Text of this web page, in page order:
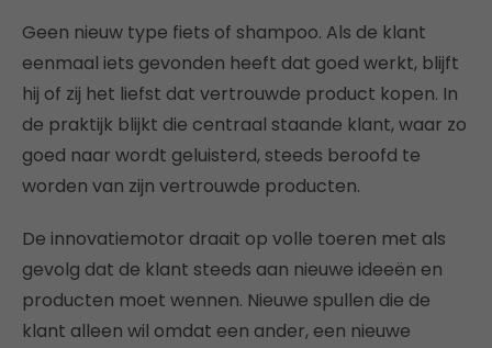
Geen nieuw type fiets of shampoo. Als de klant
eenmaal iets gevonden heeft dat goed werkt, blijft
hij of zij het liefst dat vertrouwde product kopen. In
de praktijk blijkt die centraal staande klant, waar zo
goed naar wordt geluisterd, steeds beroofd te
worden van zijn vertrouwde producten.
De innovatiemotor draait op volle toeren met als
gevolg dat de klant steeds aan nieuwe ideeën en
producten moet wennen. Nieuwe spullen die de
klant alleen wil omdat een ander, een nieuwe